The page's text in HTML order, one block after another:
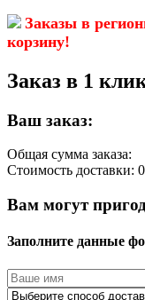
Заказы в
корзину!
Заказ в 1
Ваш заказ:
Общая сумма заказа:
Стоимость доставки:
Вам могут
Заполните данные